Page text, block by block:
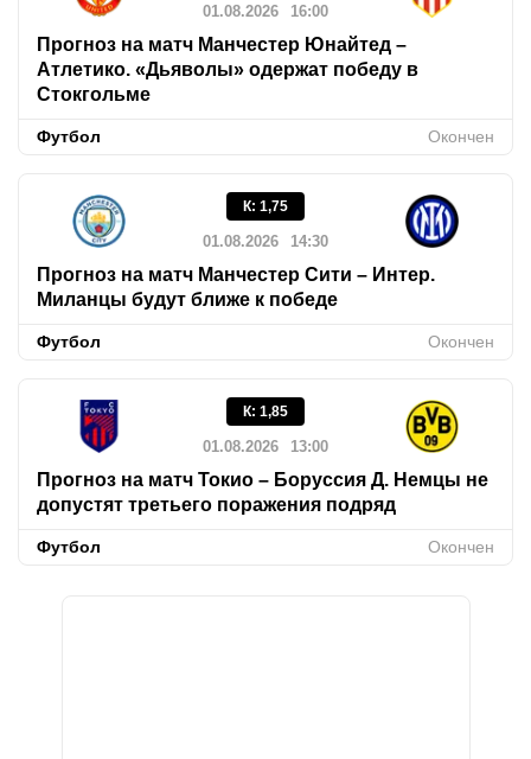
01.08.2026 16:00
Прогноз на матч Манчестер Юнайтед –
Атлетико. «Дьяволы» одержат победу в
Стокгольме
Футбол Окончен
К: 1,75
01.08.2026 14:30
Прогноз на матч Манчестер Сити – Интер.
Миланцы будут ближе к победе
Футбол Окончен
К: 1,85
01.08.2026 13:00
Прогноз на матч Токио – Боруссия Д. Немцы не
допустят третьего поражения подряд
Футбол Окончен